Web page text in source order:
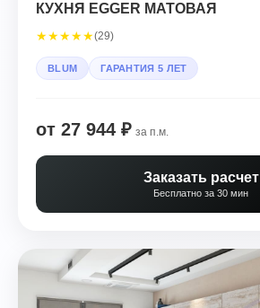
КУХНЯ EGGER МАТОВАЯ
★★★★★(29)
BLUM ГАРАНТИЯ 5 ЛЕТ
от 27 944 ₽ за п.м.
Заказать расчет
Бесплатно за 30 мин